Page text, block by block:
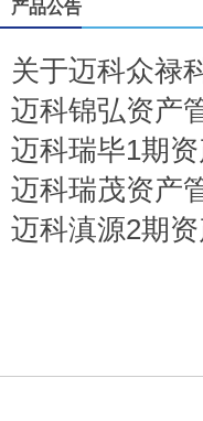
产品公告
关于迈科众禄
迈科锦弘资产
迈科瑞毕1期
迈科瑞茂资产
迈科滇源2期